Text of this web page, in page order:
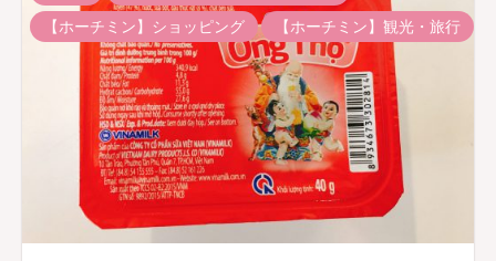
【ホーチミン】ショッピング
【ホーチミン】観光・旅行